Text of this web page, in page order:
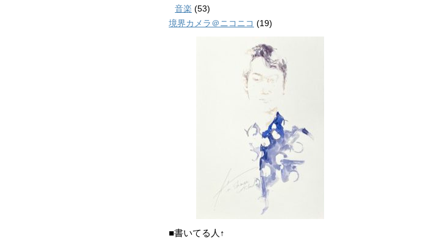
音楽 (53)
境界カメラ＠ニコニコ (19)
■書いてる人↑